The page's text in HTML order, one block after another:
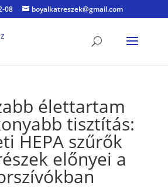
08 boyalkatreszek@gmail.com
élettartam
tisztítás:
HEPA szűrők
előnyei a